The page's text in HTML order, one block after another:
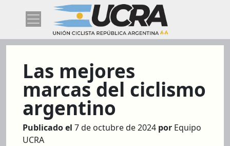
Las mejores
marcas del ciclismo
argentino
Publicado el 7 de octubre de 2024 por Equipo
UCRA